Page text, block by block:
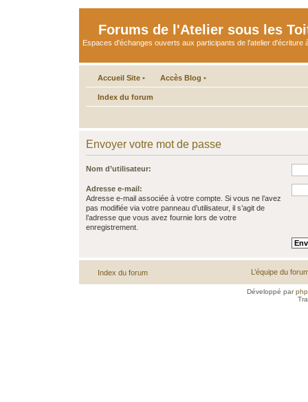
Forums de l'Atelier sous les
Espaces d'échanges ouverts aux participants de l'atelier d'écriture
Accueil Site • Accès Blog •
Index du forum
Envoyer votre mot de passe
Nom d’utilisateur:
Adresse e-mail:
Adresse e-mail associée à votre compte. Si vous ne l’avez
pas modifiée via votre panneau d’utilisateur, il s’agit de
l’adresse que vous avez fournie lors de votre
enregistrement.
Index du forum L’équipe du
Développé par